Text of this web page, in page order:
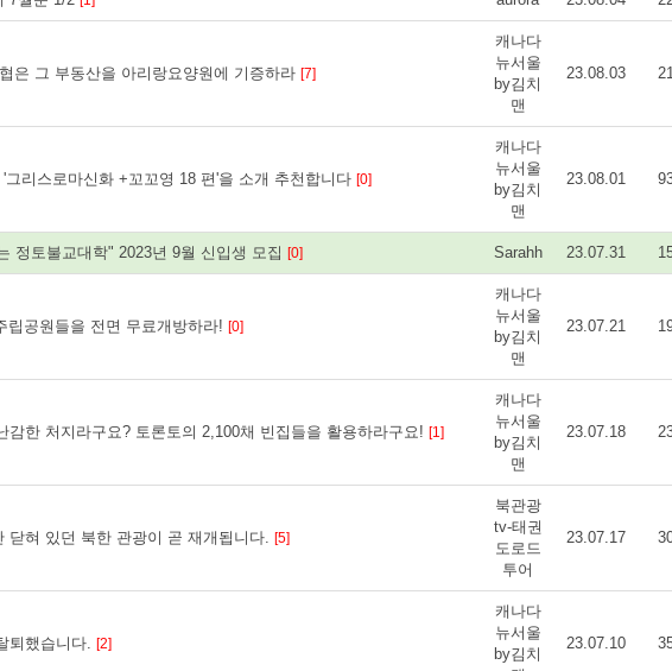
은 그 부동산을 아리랑요양원에 기증하라 [7]
캐나다
뉴서울
by김치
맨
23.08.03
그리스로마신화 +꼬꼬영 18 편'을 소개 추천합니다 [0]
캐나다
뉴서울
by김치
맨
23.08.01
정토불교대학" 2023년 9월 신입생 모집 [0] Sarahh 23.07.31
립공원들을 전면 무료개방하라! [0]
캐나다
뉴서울
by김치
맨
23.07.21
감한 처지라구요? 토론토의 2,100채 빈집들을 활용하라구요! [1]
캐나다
뉴서울
by김치
맨
23.07.18
닫혀 있던 북한 관광이 곧 재개됩니다. [5]
북관광
tv-태권
도로드
투어
23.07.17
퇴했습니다. [2]
캐나다
뉴서울
by김치
23.07.10